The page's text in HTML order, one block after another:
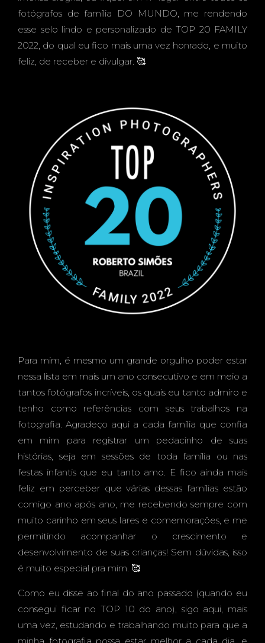
OGRA
PHER
S -
INSPI
RATIO
N
PHOT
OGRA
PHER
fotógrafos de família DO MUNDO, me rendendo
esse selo lindo e personalizado de TOP 20 FAMILY
2022, do qual eu fico mais uma vez honrado, e muito
feliz, de receber e divulgar. 🥰
Para mim, é mesmo um grande orgulho poder estar
nessa lista em mais um ano consecutivo e em meio a
tantos fotógrafos incríveis, os quais eu tanto admiro e
tenho como referências com seus trabalhos na
fotografia. Agradeço aqui a cada família que confia
em mim para registrar um pedacinho de suas
histórias, seja em sessões de toda família ou nas
festas infantis que eu tanto amo. E fico ainda mais
feliz em perceber que várias dessas famílias estão
comigo ano após ano, me recebendo sempre com
muito carinho em seus lares e comemorações, e me
permitindo acompanhar o crescimento e
desenvolvimento de suas crianças! Sem dúvidas, isso
é muito especial pra mim. 🥰
Como eu disse ao final do ano passado (quando eu
consegui ficar no TOP 10 do ano), sigo aqui, mais
uma vez, estudando e trabalhando muito para que a